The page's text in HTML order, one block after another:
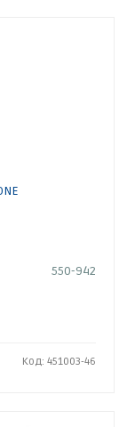
550-942
Код: 451003-46